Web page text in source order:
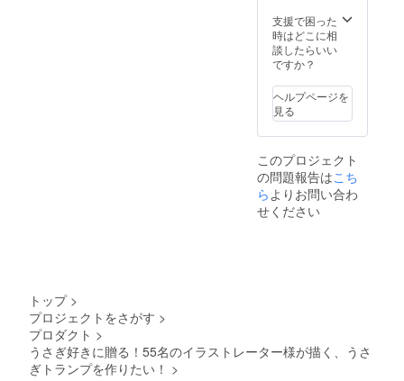
支援で困った
時はどこに相
談したらいい
ですか？
ヘルプページを
見る
このプロジェクト
の問題報告はこち
ら よりお問い合わ
せください
トップ >
プロジェクトをさがす >
プロダクト >
うさぎ好きに贈る！55名のイラストレーター様が描く、うさ
ぎトランプを作りたい！ >